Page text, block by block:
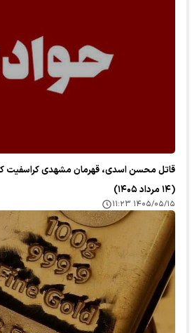
قاتل محسن اسدی، قهرمان مشهدی کراسفیت
(۱۴ مرداد ۱۴۰۵)
۱۴۰۵/۰۵/۱۵ ۱۱:۲۳